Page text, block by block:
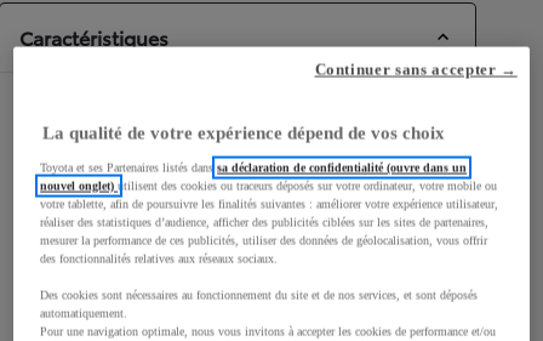
Caractéristiques
Portes
5
Places
5
mm
La qualité de votre expérience dépend de vos choix
Toyota et ses Partenaires listés danssa déclaration de confidentialité (ouvre dans un
nouvel onglet)utilisent des cookies ou traceurs déposés sur votre ordinateur, votre mobile ou
votre tablette, afin de poursuivre les finalités suivantes : améliorer votre expérience utilisateur,
réaliser des statistiques d’audience, afficher des publicités ciblées sur les sites de partenaires,
mesurer la performance de ces publicités, utiliser des données de géolocalisation, vous offrir
des fonctionnalités relatives aux réseaux sociaux.
Des cookies sont nécessaires au fonctionnement du site et de nos services, et sont déposés
automatiquement.
Pour une navigation optimale, nous vous invitons à accepter les cookies de performance et/ou
Continuer sans accepter →